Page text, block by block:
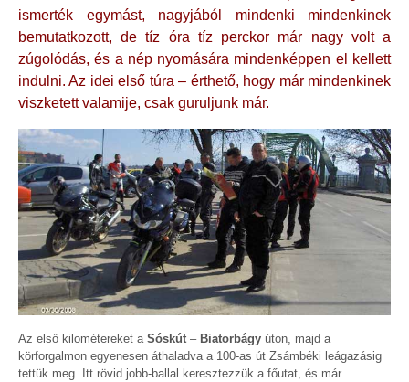
ismerték egymást, nagyjából mindenki mindenkinek
bemutatkozott, de tíz óra tíz perckor már nagy volt a
zúgolódás, és a nép nyomására mindenképpen el kellett
indulni. Az idei első túra – érthető, hogy már mindenkinek
viszketett valamije, csak guruljunk már.
Az első kilométereket a Sóskút – Biatorbágy úton, majd a
körforgalmon egyenesen áthaladva a 100-as út Zsámbéki leágazásig
tettük meg. Itt rövid jobb-ballal keresztezzük a főutat, és már